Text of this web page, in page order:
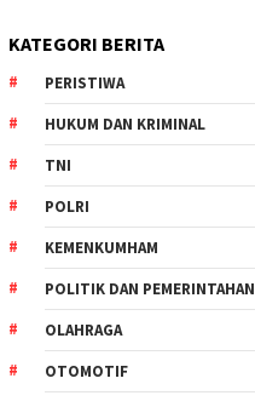
KATEGORI BERITA
PERISTIWA
HUKUM DAN KRIMINAL
TNI
POLRI
KEMENKUMHAM
POLITIK DAN PEMERINTAHAN
OLAHRAGA
OTOMOTIF